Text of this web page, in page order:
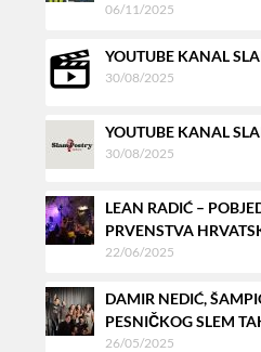
06/11/2025
YOUTUBE KANAL
30/08/2025
YOUTUBE KANAL
30/08/2025
LEAN RADIĆ –
PRVENSTVA
22/06/2025
DAMIR NEDIĆ,
PESNIČKOG SLEM
26/05/2025